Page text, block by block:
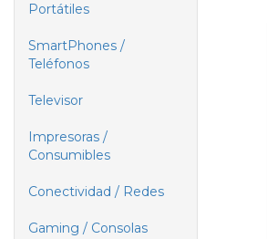
Portátiles
SmartPhones /
Teléfonos
Televisor
Impresoras /
Consumibles
Conectividad / Redes
Gaming / Consolas